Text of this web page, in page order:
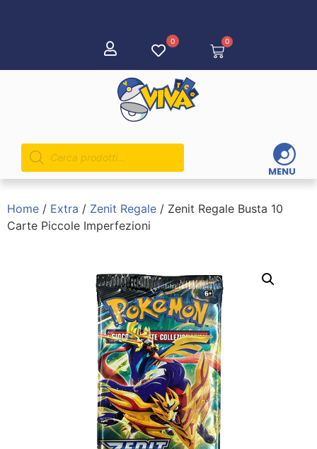
0 0
MENU
Home / Extra / Zenit Regale / Zenit Regale Busta 10
Carte Piccole Imperfezioni